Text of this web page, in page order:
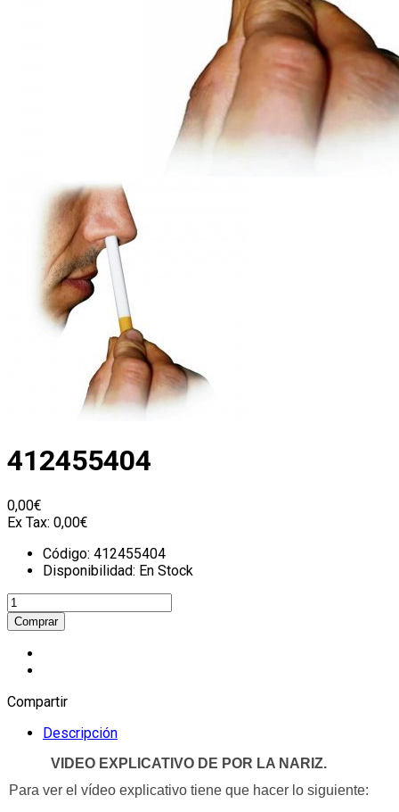
412455404
0,00€
Ex Tax: 0,00€
Código: 412455404
Disponibilidad: En Stock
Compartir
Descripción
VIDEO EXPLICATIVO DE POR LA NARIZ.
Para ver el vídeo explicativo tiene que hacer lo siguiente: